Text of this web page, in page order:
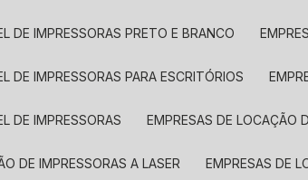
DE IMPRESSORAS PRETO E BRANCO
DE IMPRESSORAS PARA ESCRITÓRIOS
DE IMPRESSORAS EMPRESAS DE LOCAÇÃO
DE IMPRESSORAS A LASER EMPRESAS DE